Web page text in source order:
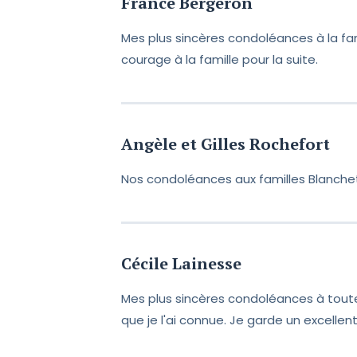
Perdre un être cher est
Mes plus sincères condoléances à la
courage à la famille pour la suite.
Angèle et Gilles Rochefort
Nos condoléances aux familles
Cécile Lainesse
Mes plus sincères condoléances à
que je l'ai connue. Je garde un